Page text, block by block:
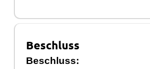
Beschluss
Beschluss: